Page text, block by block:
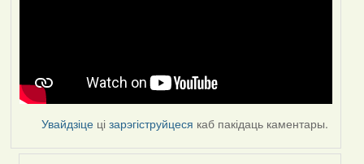
Увайдзіце цізарэгіструйцеся каб пакідаць каментары.